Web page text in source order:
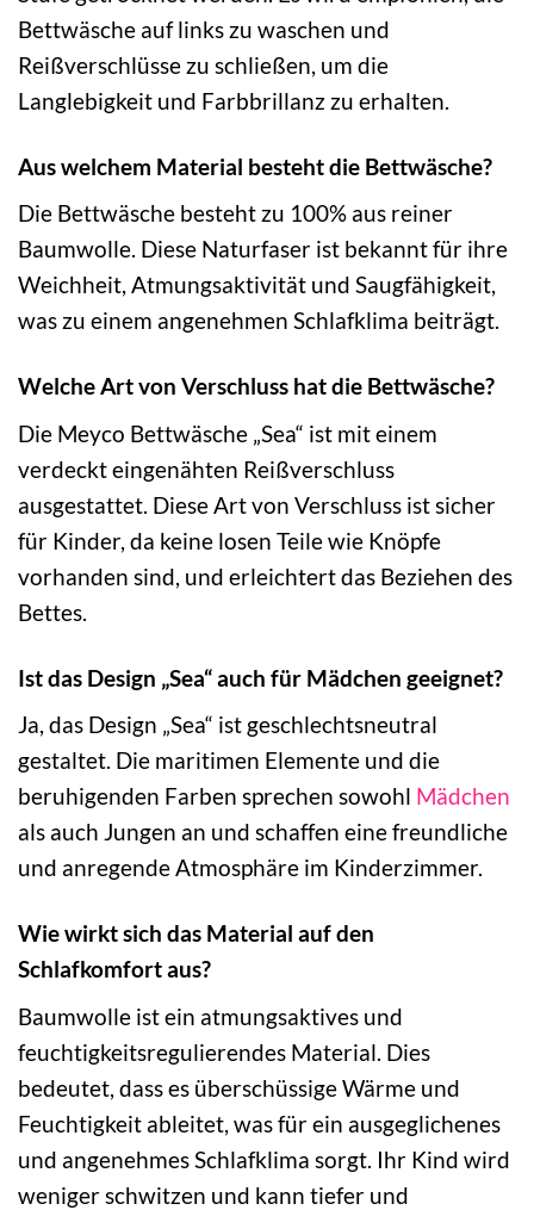
Bettwäsche auf links zu waschen und
Reißverschlüsse zu schließen, um die
Langlebigkeit und Farbbrillanz zu erhalten.
Aus welchem Material besteht die Bettwäsche?
Die Bettwäsche besteht zu 100% aus reiner
Baumwolle. Diese Naturfaser ist bekannt für ihre
Weichheit, Atmungsaktivität und Saugfähigkeit,
was zu einem angenehmen Schlafklima beiträgt.
Welche Art von Verschluss hat die Bettwäsche?
Die Meyco Bettwäsche „Sea“ ist mit einem
verdeckt eingenähten Reißverschluss
ausgestattet. Diese Art von Verschluss ist sicher
für Kinder, da keine losen Teile wie Knöpfe
vorhanden sind, und erleichtert das Beziehen des
Bettes.
Ist das Design „Sea“ auch für Mädchen geeignet?
Ja, das Design „Sea“ ist geschlechtsneutral
gestaltet. Die maritimen Elemente und die
beruhigenden Farben sprechen sowohl Mädchen
als auch Jungen an und schaffen eine freundliche
und anregende Atmosphäre im Kinderzimmer.
Wie wirkt sich das Material auf den
Schlafkomfort aus?
Baumwolle ist ein atmungsaktives und
feuchtigkeitsregulierendes Material. Dies
bedeutet, dass es überschüssige Wärme und
Feuchtigkeit ableitet, was für ein ausgeglichenes
und angenehmes Schlafklima sorgt. Ihr Kind wird
weniger schwitzen und kann tiefer und